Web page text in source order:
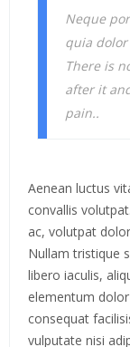
Neque
quia
There is
after it
pain..
Aenean luctus
convallis
ac, volutpat
Nullam tristique
libero iaculis,
elementum
consequat
vulputate nisi